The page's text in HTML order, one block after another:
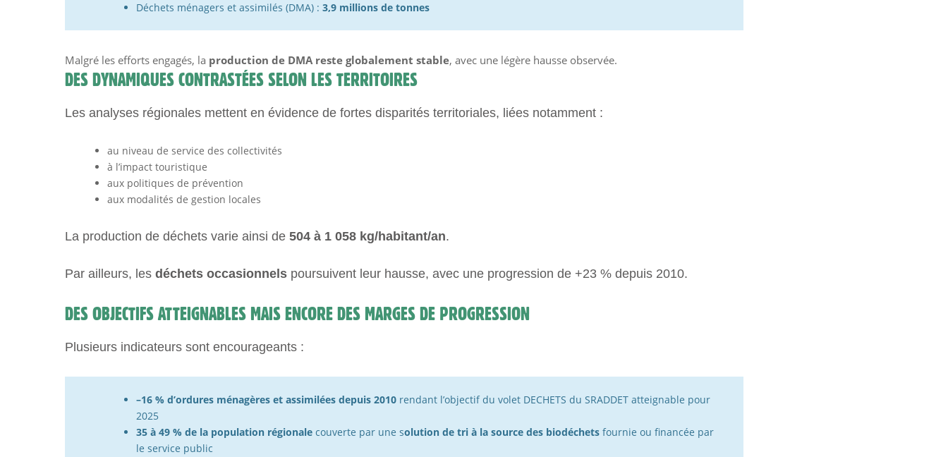
Déchets ménagers et assimilés (DMA) : 3,9 millions de tonnes
Malgré les efforts engagés, la production de DMA reste globalement stable, avec une légère hausse observée.
DES DYNAMIQUES CONTRASTÉES SELON LES TERRITOIRES
Les analyses régionales mettent en évidence de fortes disparités territoriales, liées notamment :
au niveau de service des collectivités
à l’impact touristique
aux politiques de prévention
aux modalités de gestion locales
La production de déchets varie ainsi de 504 à 1 058 kg/habitant/an.
Par ailleurs, les déchets occasionnels poursuivent leur hausse, avec une progression de +23 % depuis 2010.
DES OBJECTIFS ATTEIGNABLES MAIS ENCORE DES MARGES DE PROGRESSION
Plusieurs indicateurs sont encourageants :
–16 % d’ordures ménagères et assimilées depuis 2010 rendant l’objectif du volet DECHETS du SRADDET atteignable pour
2025
35 à 49 % de la population régionale couverte par une solution de tri à la source des biodéchets fournie ou financée par
le service public